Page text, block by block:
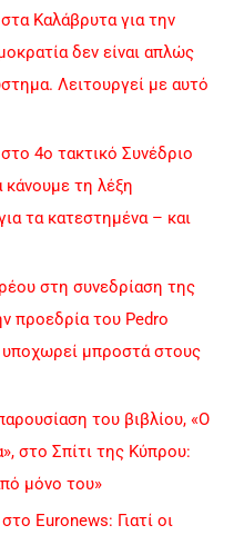
Καλάβρυτα για την
δεν είναι απλώς
Λειτουργεί με αυτό
4ο τακτικό Συνέδριο
τη λέξη
τα κατεστημένα – και
στη συνεδρίαση της
προεδρία του Pedro
μπροστά στους
του βιβλίου, «Ο
στο Σπίτι της Κύπρου:
μόνο του»
Euronews: Γιατί οι